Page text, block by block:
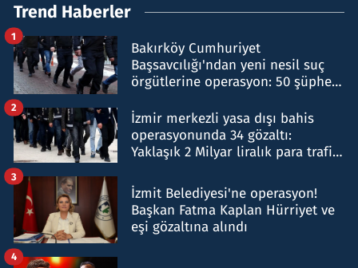
Trend Haberler
Bakırköy Cumhuriyet
Başsavcılığı'ndan yeni nesil suç
örgütlerine operasyon: 50 şüpheli
1
İzmir merkezli yasa dışı bahis
operasyonunda 34 gözaltı:
Yaklaşık 2 Milyar liralık para trafiği
2
İzmit Belediyesi'ne operasyon!
Başkan Fatma Kaplan Hürriyet ve
eşi gözaltına alındı
3
4